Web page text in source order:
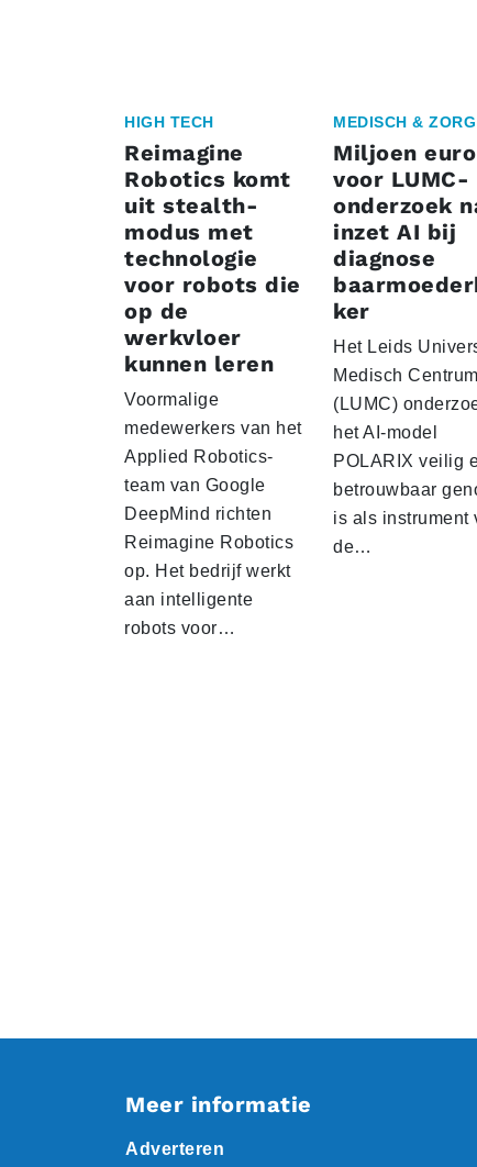
HIGH TECH
Reimagine
Robotics komt
uit stealth-
modus met
technologie
voor robots die
op de
werkvloer
kunnen leren
Voormalige
medewerkers van het
Applied Robotics-
team van Google
DeepMind richten
Reimagine Robotics
op. Het bedrijf werkt
aan intelligente
robots voor…
MEDISCH & ZORG
Miljoen euro
voor LUMC-
onderzoek
inzet AI bij
diagnose
ker
Het Leids
Medisch Centrum
(LUMC)
het AI-model
POLARIX veilig
betrouwbaar
is als instrument
de…
Meer informatie
Adverteren